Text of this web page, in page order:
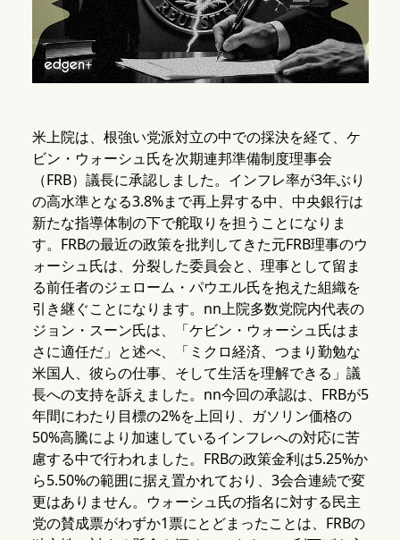
米上院は、根強い党派対立の中での採決を経て、ケ
ビン・ウォーシュ氏を次期連邦準備制度理事会
（FRB）議長に承認しました。インフレ率が3年ぶり
の高水準となる3.8%まで再上昇する中、中央銀行は
新たな指導体制の下で舵取りを担うことになりま
す。FRBの最近の政策を批判してきた元FRB理事のウ
ォーシュ氏は、分裂した委員会と、理事として留ま
る前任者のジェローム・パウエル氏を抱えた組織を
引き継ぐことになります。nn上院多数党院内代表の
ジョン・スーン氏は、「ケビン・ウォーシュ氏はま
さに適任だ」と述べ、「ミクロ経済、つまり勤勉な
米国人、彼らの仕事、そして生活を理解できる」議
長への支持を訴えました。nn今回の承認は、FRBが5
年間にわたり目標の2%を上回り、ガソリン価格の
50%高騰により加速しているインフレへの対応に苦
慮する中で行われました。FRBの政策金利は5.25%か
ら5.50%の範囲に据え置かれており、3会合連続で変
更はありません。ウォーシュ氏の指名に対する民主
党の賛成票がわずか1票にとどまったことは、FRBの